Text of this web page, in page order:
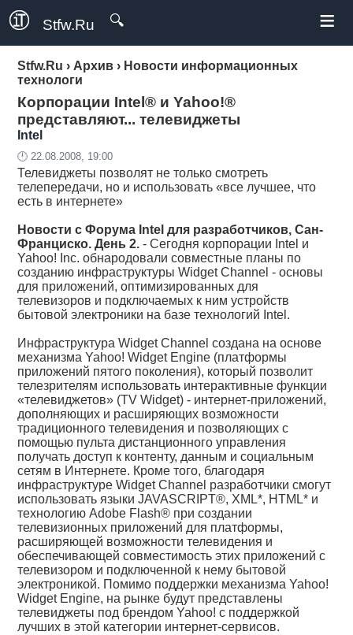
Stfw.Ru 🔍 ≡
Stfw.Ru › Архив › Новости информационных
технологи
Корпорации Intel® и Yahoo!®
представляют... телевиджеты
Intel
🕛 22.08.2008, 19:00
Телевиджеты позволят не только смотреть
телепередачи, но и использовать «все лучшее, что
есть в интернете»
Новости с Форума Intel для разработчиков, Сан-
Франциско. День 2.- Сегодня корпорации Intel и
Yahoo! Inc. обнародовали совместные планы по
созданию инфраструктуры Widget Channel - основы
для приложений, оптимизированных для
телевизоров и подключаемых к ним устройств
бытовой электроники на базе технологий Intel.
Инфраструктура Widget Channel создана на основе
механизма Yahoo! Widget Engine (платформы
приложений пятого поколения), который позволит
телезрителям использовать интерактивные функции
«телевиджетов» (TV Widget) - интернет-приложений,
дополняющих и расширяющих возможности
традиционного телевидения и позволяющих с
помощью пульта дистанционного управления
получать доступ к контенту, данным и социальным
сетям в Интернете. Кроме того, благодаря
инфраструктуре Widget Channel разработчики смогут
использовать языки JAVASCRIPT®, XML*, HTML* и
технологию Adobe Flash® при создании
телевизионных приложений для платформы,
расширяющей возможности телевидения и
обеспечивающей совместимость этих приложений с
телевизором и подключенной к нему бытовой
электроникой. Помимо поддержки механизма Yahoo!
Widget Engine, на рынке будут представлены
телевиджеты под брендом Yahoo! с поддержкой
лучших в этой категории интернет-сервисов.